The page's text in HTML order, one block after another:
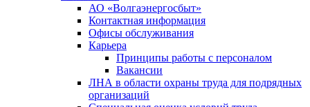
АО «Волгаэнергосбыт»
Контактная информация
Офисы обслуживания
Карьера
Принципы работы с персоналом
Вакансии
ЛНА в области охраны труда для подрядных
организаций